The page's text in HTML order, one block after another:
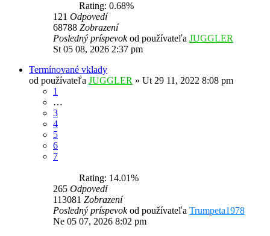
Rating: 0.68%
121 Odpovedí
68788 Zobrazení
Posledný príspevokod používateľa JUGGLER
St 05 08, 2026 2:37 pm
Termínované vklady
od používateľa JUGGLER » Ut 29 11, 2022 8:08 pm
1
…
3
4
5
6
7
Rating: 14.01%
265 Odpovedí
113081 Zobrazení
Posledný príspevokod používateľa Trumpeta1978
Ne 05 07, 2026 8:02 pm